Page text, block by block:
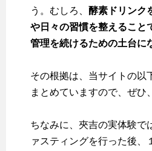
う。むしろ、 酵素ドリンク
や日々の習慣を整えること
管理を続けるための土台に
その根拠は、当サイトの以
まとめていますので、ぜひ
ちなみに、夾吉の実体験で
ァスティングを行った後、